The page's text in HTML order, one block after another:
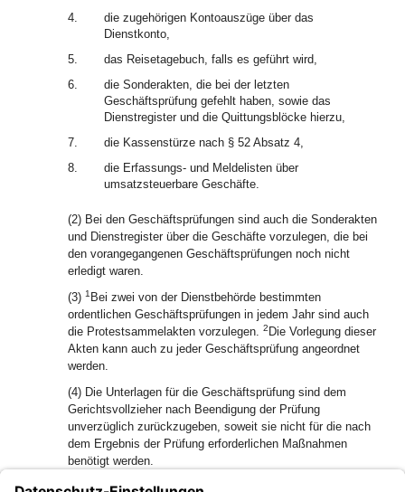
4.
die zugehörigen Kontoauszüge über das
Dienstkonto,
5.
das Reisetagebuch, falls es geführt wird,
6.
die Sonderakten, die bei der letzten
Geschäftsprüfung gefehlt haben, sowie das
Dienstregister und die Quittungsblöcke hierzu,
7.
die Kassenstürze nach § 52 Absatz 4,
8.
die Erfassungs- und Meldelisten über
umsatzsteuerbare Geschäfte.
(2) Bei den Geschäftsprüfungen sind auch die Sonderakten
und Dienstregister über die Geschäfte vorzulegen, die bei
den vorangegangenen Geschäftsprüfungen noch nicht
erledigt waren.
(3) 1 Bei zwei von der Dienstbehörde bestimmten
ordentlichen Geschäftsprüfungen in jedem Jahr sind auch
die Protestsammelakten vorzulegen. 2 Die Vorlegung dieser
Akten kann auch zu jeder Geschäftsprüfung angeordnet
werden.
(4) Die Unterlagen für die Geschäftsprüfung sind dem
Gerichtsvollzieher nach Beendigung der Prüfung
unverzüglich zurückzugeben, soweit sie nicht für die nach
dem Ergebnis der Prüfung erforderlichen Maßnahmen
benötigt werden.
(5) Soweit die Prüfung hierzu Anlass gibt, ist dem